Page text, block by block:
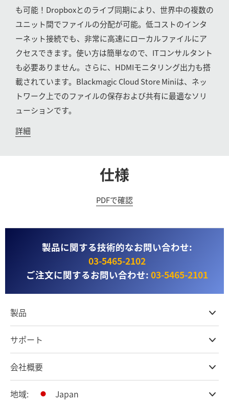
United States
も可能！Dropboxとのライブ同期により、世界中の複数の
ユニット間でファイルの分配が可能。低コストのインタ
ーネット接続でも、非常に高速にローカルファイルにア
クセスできます。使い方は簡単なので、ITコンサルタント
も必要ありません。さらに、HDMIモニタリング出力も搭
載されています。Blackmagic Cloud Store Miniは、ネッ
トワーク上でのファイルの保存および共有に最適なソリ
ューションです。
詳細
仕様
PDFで確認
製品に関する技術的なお問い合わせ:
03‑5465‑2102
ご注文に関するお問い合わせ: 03‑5465‑2101
製品
DaVinci Resolve & Fusionソフトウェア
ネットワークストレージ
ATEMライブプロダクション
収録、キャプチャー、再生
放送用コンバーター
サポート
ストアに関するよくある質問
製品サポートセンター
お問い合わせ
会社概要
会社概要
地域: Japan